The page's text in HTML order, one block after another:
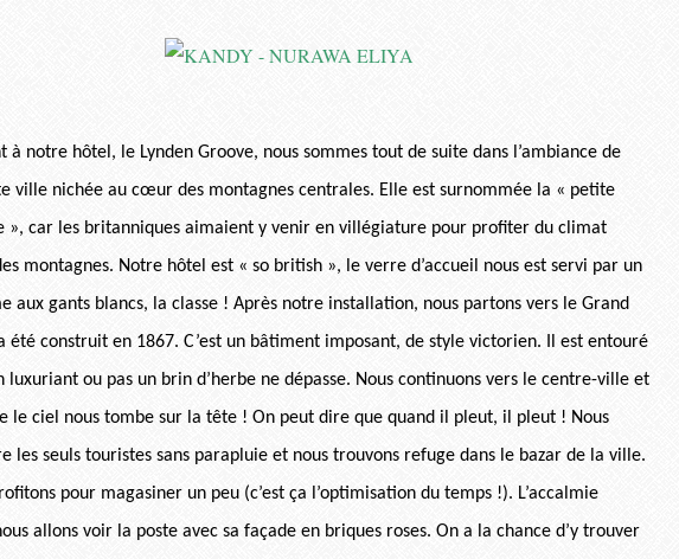
à notre hôtel, le Lynden Groove, nous sommes tout de suite dans l’ambiance de
ville nichée au cœur des montagnes centrales. Elle est surnommée la « petite
», car les britanniques aimaient y venir en villégiature pour profiter du climat
montagnes. Notre hôtel est « so british », le verre d’accueil nous est servi par un
aux gants blancs, la classe ! Après notre installation, nous partons vers le Grand
été construit en 1867. C’est un bâtiment imposant, de style victorien. Il est entouré
luxuriant ou pas un brin d’herbe ne dépasse. Nous continuons vers le centre-ville et
le ciel nous tombe sur la tête ! On peut dire que quand il pleut, il pleut ! Nous
les seuls touristes sans parapluie et nous trouvons refuge dans le bazar de la ville.
pour magasiner un peu (c’est ça l’optimisation du temps !). L’accalmie
allons voir la poste avec sa façade en briques roses. On a la chance d’y trouver